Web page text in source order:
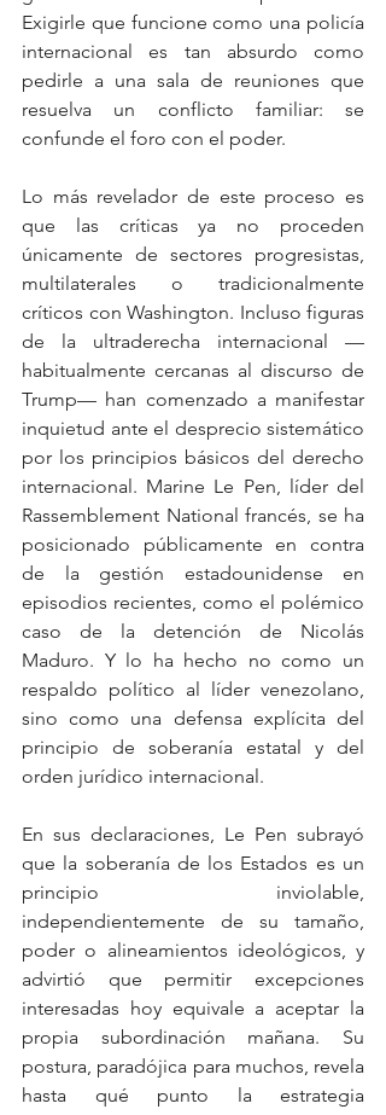
Exigirle que funcione como una policía
internacional es tan absurdo como
pedirle a una sala de reuniones que
resuelva un conflicto familiar: se
confunde el foro con el poder.
Lo más revelador de este proceso es
que las críticas ya no proceden
únicamente de sectores progresistas,
multilaterales o tradicionalmente
críticos con Washington. Incluso figuras
de la ultraderecha internacional —
habitualmente cercanas al discurso de
Trump— han comenzado a manifestar
inquietud ante el desprecio sistemático
por los principios básicos del derecho
internacional. Marine Le Pen, líder del
Rassemblement National francés, se ha
posicionado públicamente en contra
de la gestión estadounidense en
episodios recientes, como el polémico
caso de la detención de Nicolás
Maduro. Y lo ha hecho no como un
respaldo político al líder venezolano,
sino como una defensa explícita del
principio de soberanía estatal y del
orden jurídico internacional.
En sus declaraciones, Le Pen subrayó
que la soberanía de los Estados es un
principio inviolable,
independientemente de su tamaño,
poder o alineamientos ideológicos, y
advirtió que permitir excepciones
interesadas hoy equivale a aceptar la
propia subordinación mañana. Su
postura, paradójica para muchos, revela
hasta qué punto la estrategia